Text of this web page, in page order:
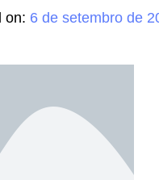
on: 6 de setembro de